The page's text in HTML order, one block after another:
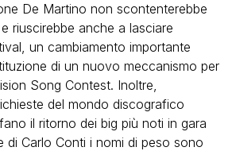
De Martino non scontenterebbe
riuscirebbe anche a lasciare
un cambiamento importante
di un nuovo meccanismo per
Song Contest. Inoltre,
del mondo discografico
il ritorno dei big più noti in gara
di Carlo Conti i nomi di peso sono